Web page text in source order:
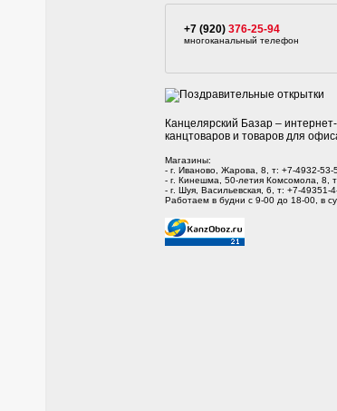
+7 (920) 376-25-94
многоканальный телефон
Канцелярский Базар –
канцтоваров и товаров для
Магазины:
- г. Иваново, Жарова, 8, т: +7-4932-
- г. Кинешма, 50-летия Комсомола, 8,
- г. Шуя, Васильевская, 6, т: +7-49351-
Работаем в будни с 9-00 до 18-00, в